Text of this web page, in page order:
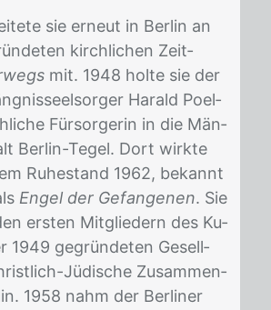
sie er­neut in Ber­lin an
kirch­li­chen Zeit­
mit. 1948 hol­te sie der
Ha­rald Po­el­
Für­sor­ge­rin in die Män­
Ber­lin-Te­gel. Dort wirk­te
Ru­he­stand 1962, be­kannt
Engel der Gefangenen. Sie
ers­ten Mit­glie­dern des Ku­
1949 ge­grün­de­ten Ge­sell­
Jü­di­sche Zu­sam­men­
1958 nahm der Ber­li­ner